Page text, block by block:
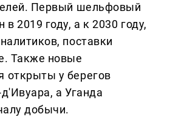
Первый шельфовый
в 2019 году, а к 2030 году,
поставки
Также новые
открыты у берегов
а Уганда
добычи.